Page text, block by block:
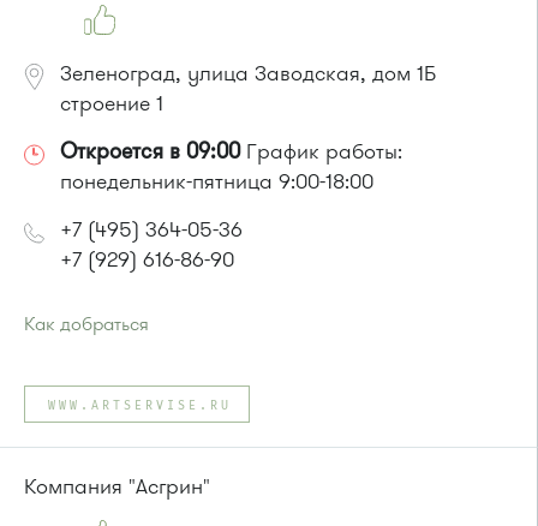
Зеленоград, улица Заводская, дом 1Б
строение 1
Откроется в 09:00График работы:
понедельник-пятница 9:00-18:00
+7 (495) 364-05-36
+7 (929) 616-86-90
Как добраться
Автобус № 20.
или до остановки"Корпус 814"
Автобус № 21
WWW.ARTSERVISE.RU
Компания "Асгрин"